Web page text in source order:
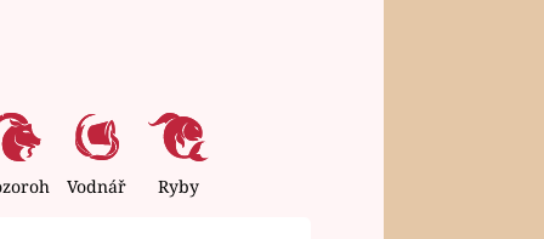
Vodnář Ryby